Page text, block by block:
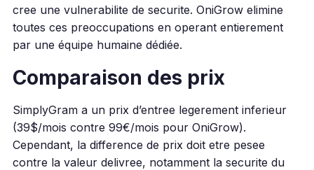
cree une vulnerabilite de securite. OniGrow elimine
toutes ces preoccupations en operant entierement
par une équipe humaine dédiée.
Comparaison des prix
SimplyGram a un prix d’entree legerement inferieur
(39$/mois contre 99€/mois pour OniGrow).
Cependant, la difference de prix doit etre pesee
contre la valeur delivree, notamment la securite du